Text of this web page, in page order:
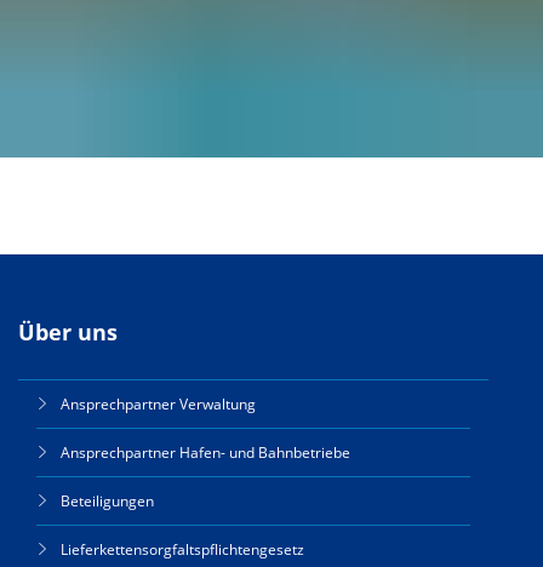
Über uns
Ansprechpartner Verwaltung
Ansprechpartner Hafen- und Bahnbetriebe
Beteiligungen
Lieferkettensorgfaltspflichtengesetz